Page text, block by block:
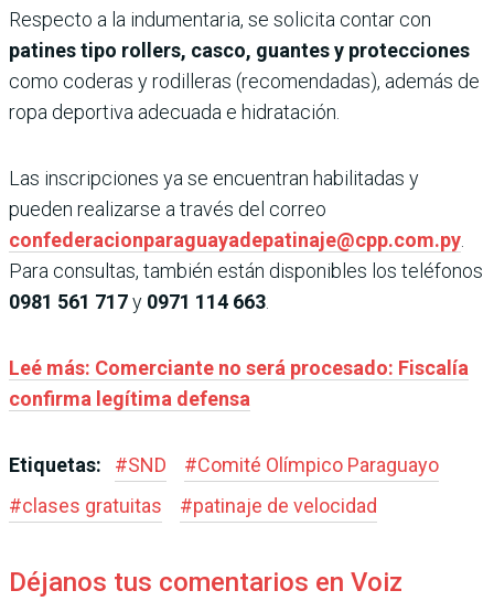
Respecto a la indumentaria, se solicita contar con
patines tipo rollers, casco, guantes y protecciones
como coderas y rodilleras (recomendadas), además de
ropa deportiva adecuada e hidratación.
Las inscripciones ya se encuentran habilitadas y
pueden realizarse a través del correo
confederacionparaguayadepatinaje@cpp.com.py
Para consultas, también están disponibles los teléfonos
0981 561 717y 0971 114 663
Leé más: Comerciante no será procesado: Fiscalía
confirma legítima defensa
Etiquetas: #SND #Comité Olímpico Paraguayo
#clases gratuitas #patinaje de velocidad
Déjanos tus comentarios en Voiz